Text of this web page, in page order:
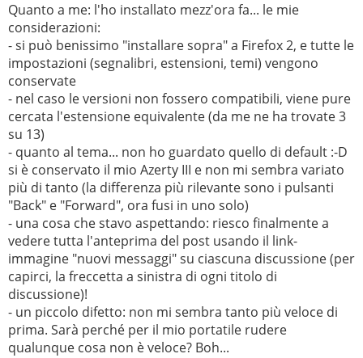
Quanto a me: l'ho installato mezz'ora fa... le mie
considerazioni:
- si può benissimo "installare sopra" a Firefox 2, e tutte le
impostazioni (segnalibri, estensioni, temi) vengono
conservate
- nel caso le versioni non fossero compatibili, viene pure
cercata l'estensione equivalente (da me ne ha trovate 3
su 13)
- quanto al tema... non ho guardato quello di default :-D
si è conservato il mio Azerty III e non mi sembra variato
più di tanto (la differenza più rilevante sono i pulsanti
"Back" e "Forward", ora fusi in uno solo)
- una cosa che stavo aspettando: riesco finalmente a
vedere tutta l'anteprima del post usando il link-
immagine "nuovi messaggi" su ciascuna discussione (per
capirci, la freccetta a sinistra di ogni titolo di
discussione)!
- un piccolo difetto: non mi sembra tanto più veloce di
prima. Sarà perché per il mio portatile rudere
qualunque cosa non è veloce? Boh...